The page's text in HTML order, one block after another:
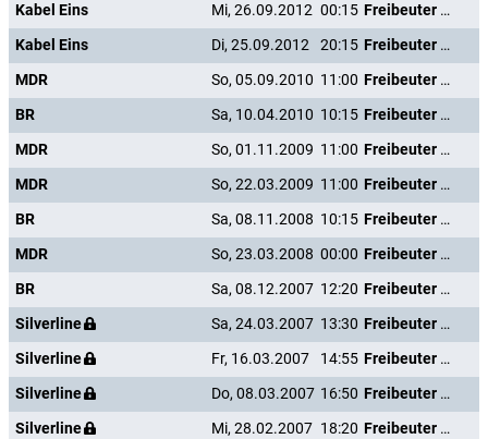
Kabel Eins
Mi, 26.09.2012 00:15
Freibeuter der Meere
Kabel Eins
Di, 25.09.2012 20:15
Freibeuter der Meere
MDR
So, 05.09.2010 11:00
Freibeuter der Meere
BR
Sa, 10.04.2010 10:15
Freibeuter der Meere
MDR
So, 01.11.2009 11:00
Freibeuter der Meere
MDR
So, 22.03.2009 11:00
Freibeuter der Meere
BR
Sa, 08.11.2008 10:15
Freibeuter der Meere
MDR
So, 23.03.2008 00:00
Freibeuter der Meere
BR
Sa, 08.12.2007 12:20
Freibeuter der Meere
Silverline
Sa, 24.03.2007 13:30
Freibeuter der Meere
Silverline
Fr, 16.03.2007 14:55
Freibeuter der Meere
Silverline
Do, 08.03.2007 16:50
Freibeuter der Meere
Silverline
Mi, 28.02.2007 18:20 Freibeuter der Meere